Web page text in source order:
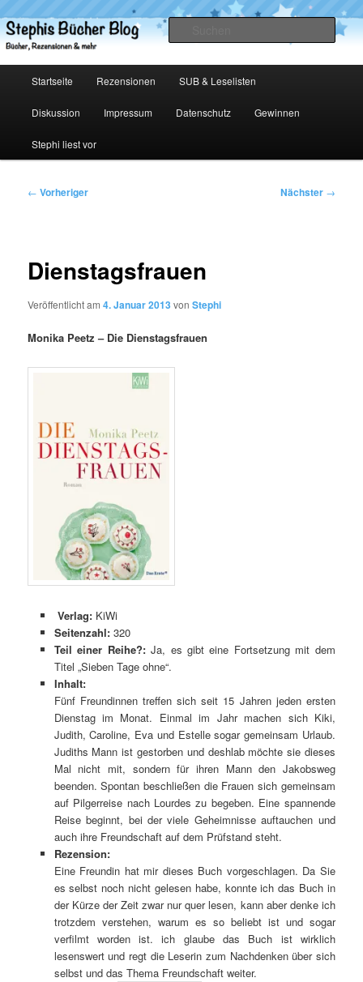
primären
Inhalt
Stephis Bücher Blog
Startseite Rezensionen SUB & Leselisten
Diskussion Impressum Datenschutz Gewinnen
Stephi liest vor
Beitragsnavigation
← Vorheriger Nächster →
Dienstagsfrauen
Veröffentlicht am4. Januar 2013 vonStephi
Monika Peetz – Die Dienstagsfrauen
Verlag: KiWi
Seitenzahl: 320
Teil einer Reihe?:Ja, es gibt eine Fortsetzung mit dem
Titel „Sieben Tage ohne“.
Inhalt:
Fünf Freundinnen treffen sich seit 15 Jahren jeden ersten
Dienstag im Monat. Einmal im Jahr machen sich Kiki,
Judith, Caroline, Eva und Estelle sogar gemeinsam Urlaub.
Judiths Mann ist gestorben und deshlab möchte sie dieses
Mal nicht mit, sondern für ihren Mann den Jakobsweg
beenden. Spontan beschließen die Frauen sich gemeinsam
auf Pilgerreise nach Lourdes zu begeben. Eine spannende
Reise beginnt, bei der viele Geheimnisse auftauchen und
auch ihre Freundschaft auf dem Prüfstand steht.
Rezension:
Eine Freundin hat mir dieses Buch vorgeschlagen. Da Sie
es selbst noch nicht gelesen habe, konnte ich das Buch in
der Kürze der Zeit zwar nur quer lesen, kann aber denke ich
trotzdem verstehen, warum es so beliebt ist und sogar
verfilmt worden ist. ich glaube das Buch ist wirklich
lesenswert und regt die Leserin zum Nachdenken über sich
selbst und das Thema Freundschaft weiter.